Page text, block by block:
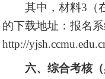
其中，材料3（
的下载地址：报名
http://
六、综合考核